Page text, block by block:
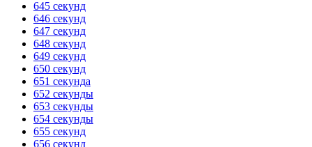
645 секунд
646 секунд
647 секунд
648 секунд
649 секунд
650 секунд
651 секунда
652 секунды
653 секунды
654 секунды
655 секунд
656 секунд